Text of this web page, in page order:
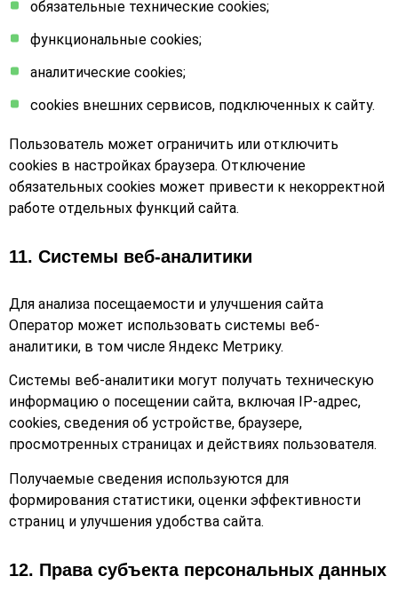
обязательные технические cookies;
функциональные cookies;
аналитические cookies;
cookies внешних сервисов, подключенных к сайту.
Пользователь может ограничить или отключить
cookies в настройках браузера. Отключение
обязательных cookies может привести к некорректной
работе отдельных функций сайта.
11. Системы веб-аналитики
Для анализа посещаемости и улучшения сайта
Оператор может использовать системы веб-
аналитики, в том числе Яндекс Метрику.
Системы веб-аналитики могут получать техническую
информацию о посещении сайта, включая IP-адрес,
cookies, сведения об устройстве, браузере,
просмотренных страницах и действиях пользователя.
Получаемые сведения используются для
формирования статистики, оценки эффективности
страниц и улучшения удобства сайта.
12. Права субъекта персональных данных